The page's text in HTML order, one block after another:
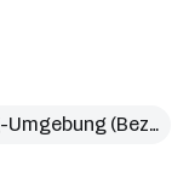
(Bezirk)